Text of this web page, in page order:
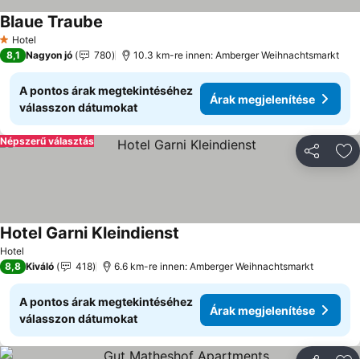
1 Kategória
Hotel
Blaue Traube
8,1 Nagyon jó 780 10.3 km-re innen: Amberger Weihnachtsmarkt
A pontos árak megtekintéséhez
válasszon dátumokat
Árak megjelenítése
Népszerű választás
Hotel
Hotel Garni Kleindienst
8,8 Kiváló 418 6.6 km-re innen: Amberger Weihnachtsmarkt
A pontos árak megtekintéséhez
válasszon dátumokat
Árak megjelenítése